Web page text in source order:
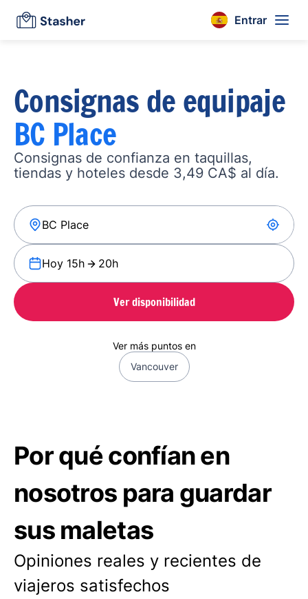
Entrar
Consignas de equipaje
BC Place
Consignas de confianza en taquillas,
tiendas y hoteles desde 3,49 CA$ al día.
Hoy 15h 20h
Ver disponibilidad
Ver más puntos en
Vancouver
Por qué confían en
nosotros para guardar
sus maletas
Opiniones reales y recientes de
viajeros satisfechos